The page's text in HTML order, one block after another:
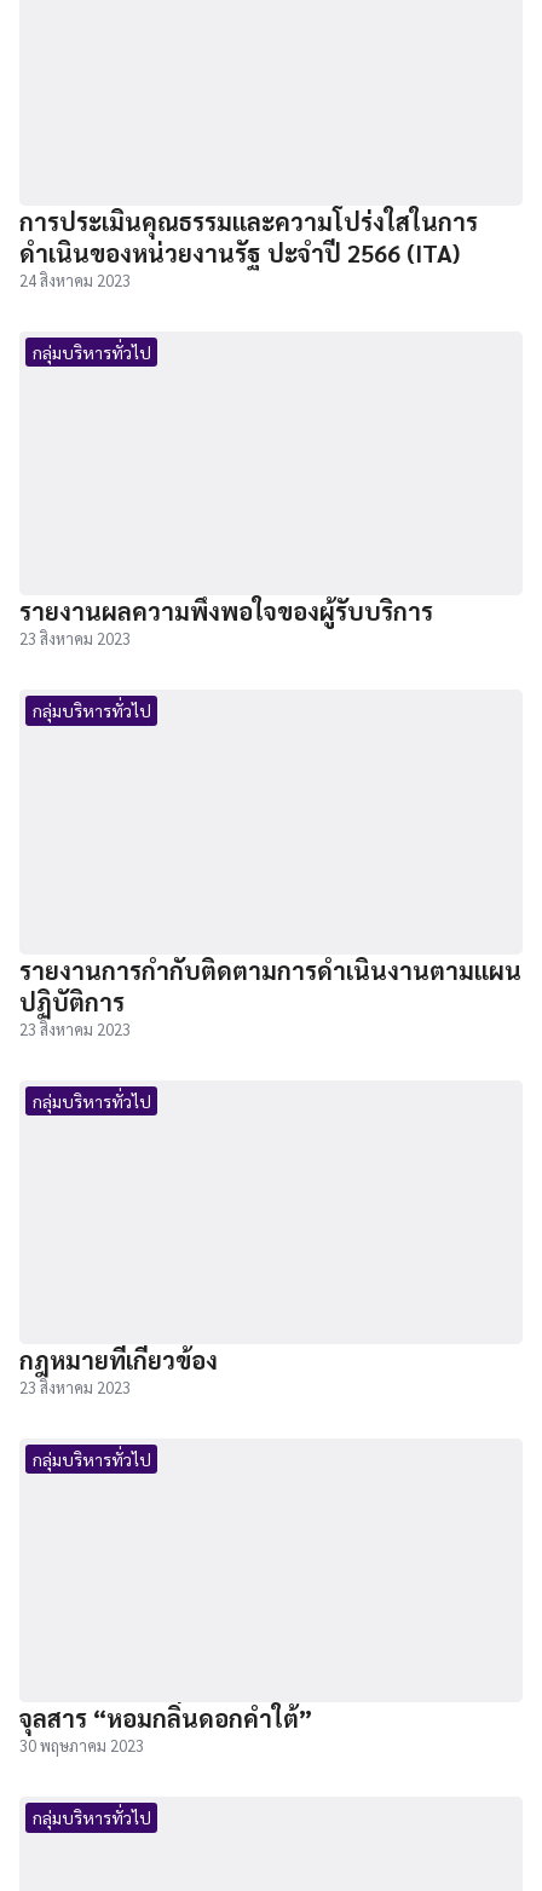
การประเมินคุณธรรมและความโปร่งใสในการ
ดำเนินของหน่วยงานรัฐ ปะจำปี 2566 (ITA)
24 สิงหาคม 2023
กลุ่มบริหารทั่วไป
รายงานผลความพึงพอใจของผู้รับบริการ
23 สิงหาคม 2023
กลุ่มบริหารทั่วไป
รายงานการกำกับติดตามการดำเนินงานตามแผน
ปฏิบัติการ
23 สิงหาคม 2023
กลุ่มบริหารทั่วไป
กฎหมายที่เกี่ยวข้อง
23 สิงหาคม 2023
กลุ่มบริหารทั่วไป
จุลสาร “หอมกลิ่นดอกคำใต้”
30 พฤษภาคม 2023
กลุ่มบริหารทั่วไป